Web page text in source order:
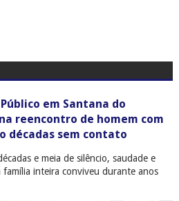
em Santana do
reencontro de homem com
décadas sem contato
e meia de silêncio, saudade e
família inteira conviveu durante anos